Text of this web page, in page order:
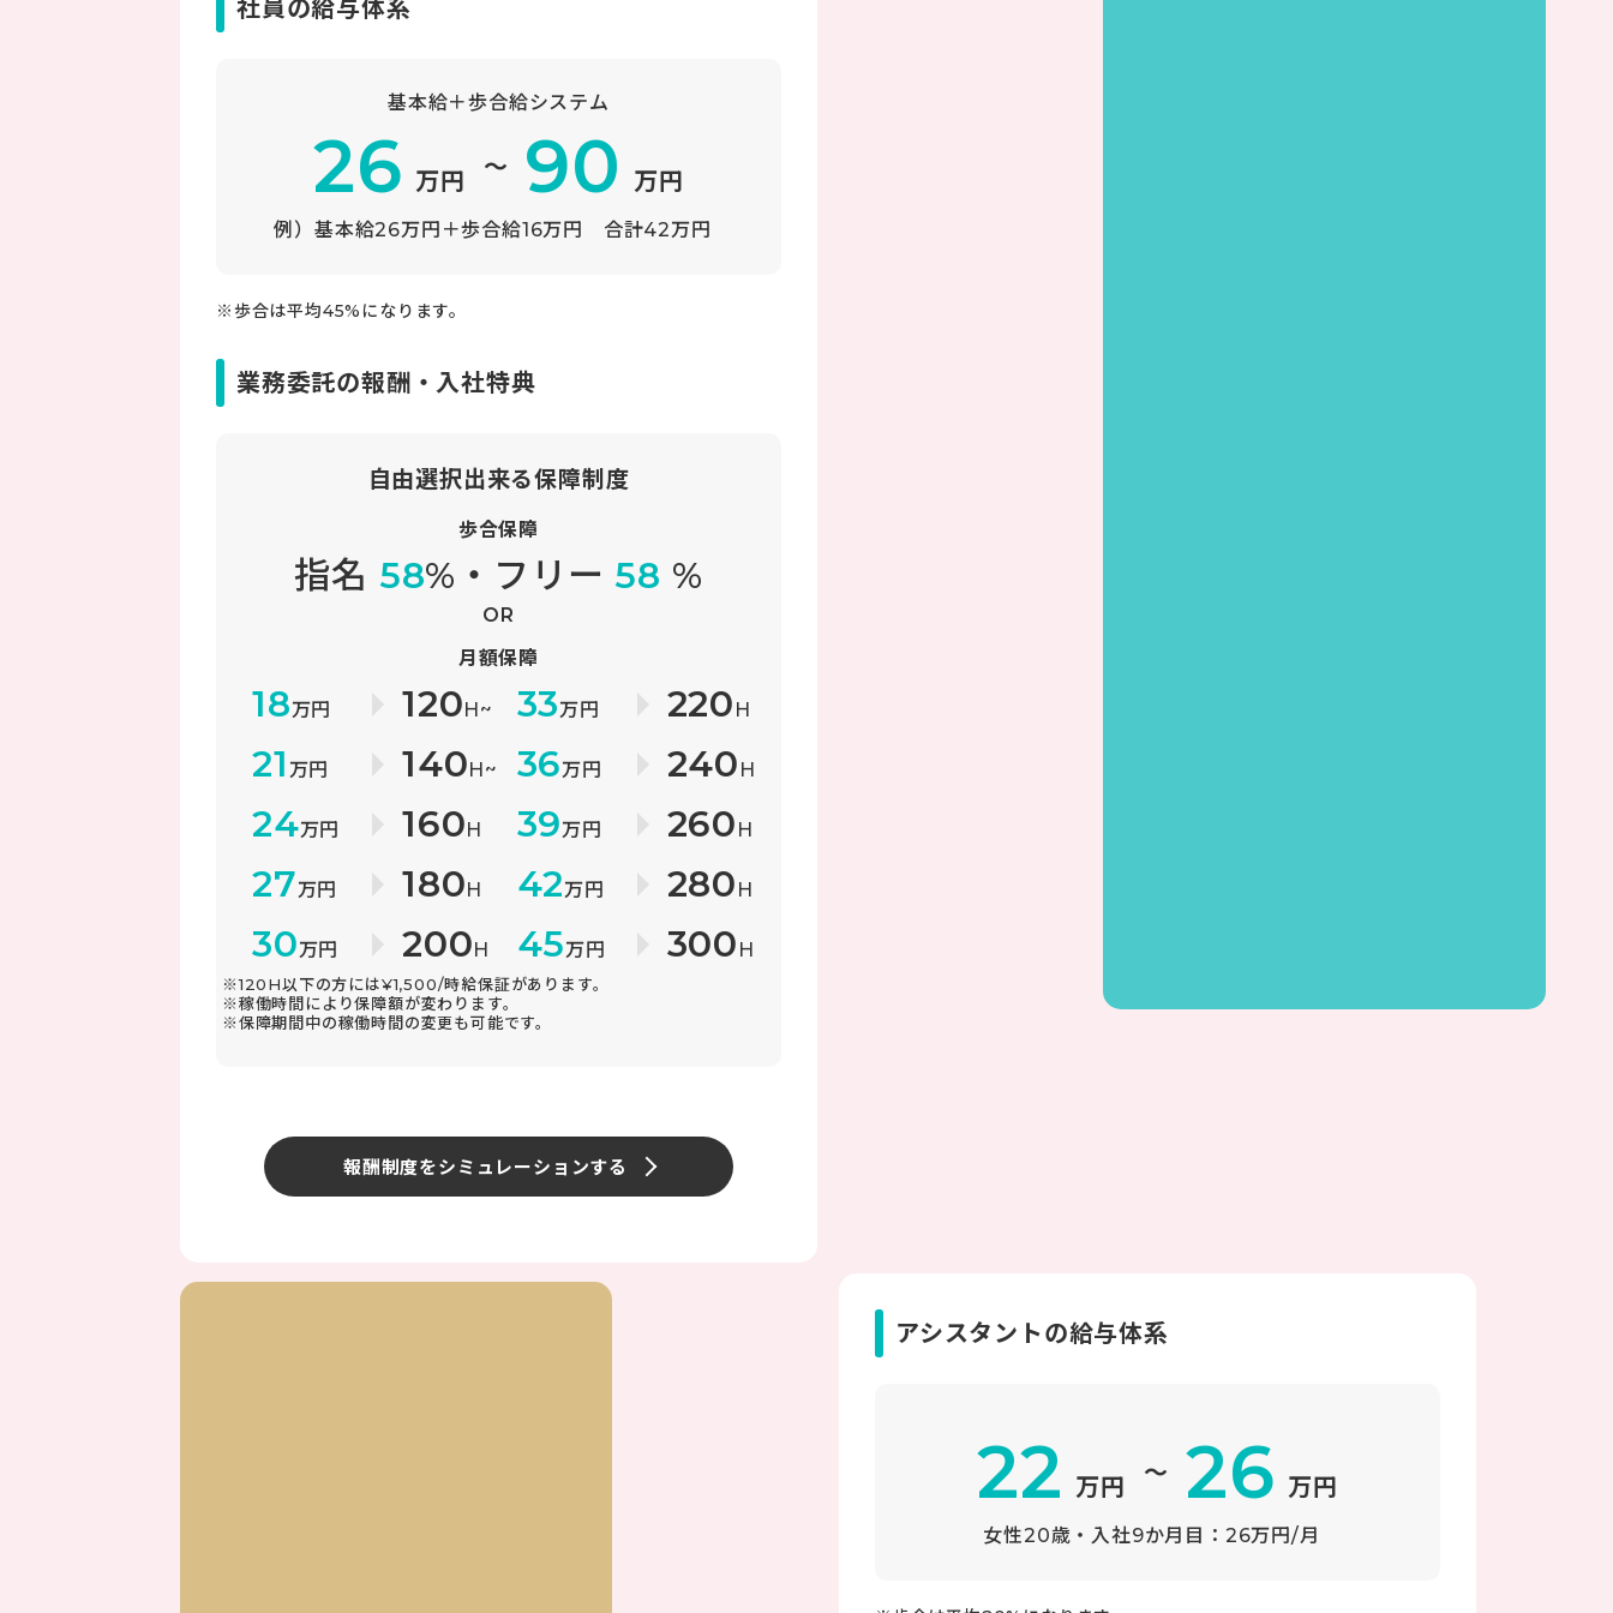
社員の給与体系
基本給＋歩合給システム
26 万円 ～ 90 万円
例）基本給26万円＋歩合給16万円 合計42万円
※歩合は平均45%になります。
業務委託の報酬・入社特典
自由選択出来る保障制度
歩合保障
指名 58%・フリー 58 %
OR
月額保障
18万円 120H~ 33万円 220 H
21 万円 140H~ 36万円 240 H
24万円 160H 39万円 260 H
27万円 180H 42万円 280 H
30万円 200H 45万円 300 H
※120H以下の方には¥1,500/時給保証があります。
※稼働時間により保障額が変わります。
※保障期間中の稼働時間の変更も可能です。
報酬制度をシミュレーションする
アシスタントの給与体系
22 万円 ～ 26 万円
女性20歳・入社9か月目：26万円/月